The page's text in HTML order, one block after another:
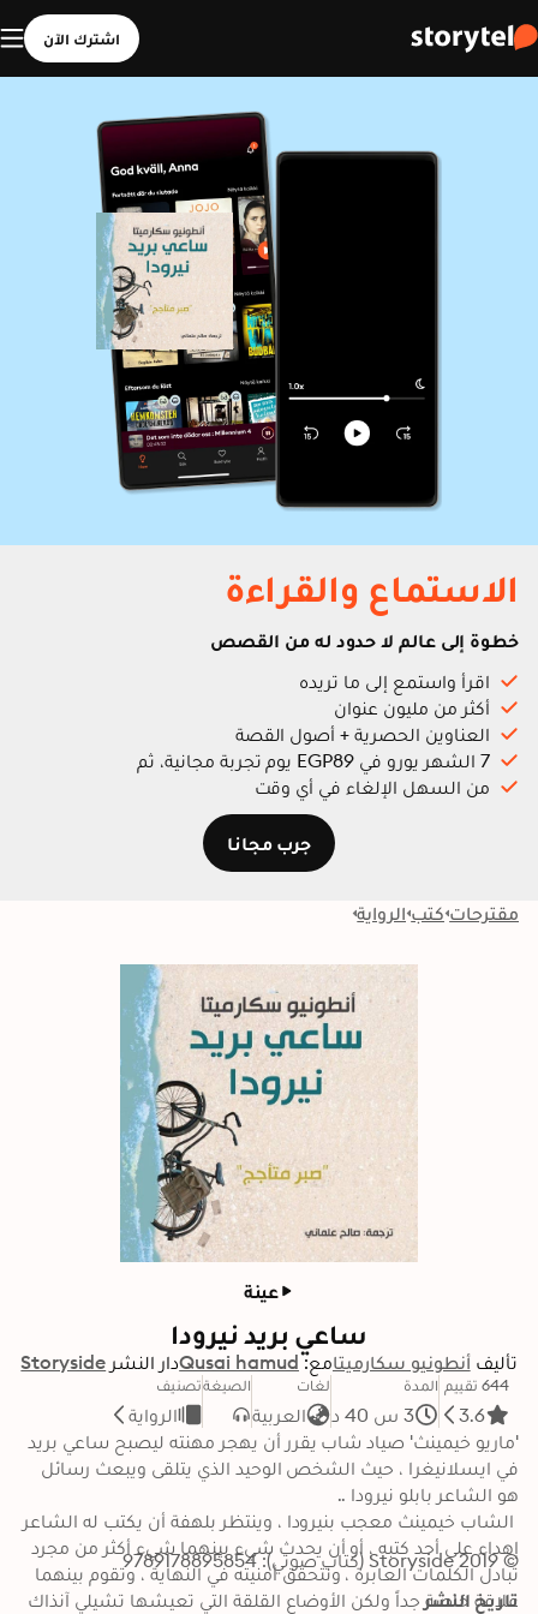
اشترك الآن
الاستماع والقراءة
خطوة إلى عالم لا حدود له من القصص
اقرأ واستمع إلى ما تريده
أكثر من مليون عنوان
العناوين الحصرية + أصول القصة
7 الشهر يورو في EGP89 يوم تجربة مجانية، ثم
من السهل الإلغاء في أي وقت
جرب مجانا
مقترحات كتب الرواية
عينة
ساعي بريد نيرودا
تأليف أنطونيو سكارميتامع: Qusai hamudدار النشر Storyside
644 تقييم
3.6
المدة
3 س 40 د
لغات
العربية
الصيغةتصنيف
الرواية
'ماريو خيمينث' صياد شاب يقرر أن يهجر مهنته ليصبح ساعي بريد
إهداء على أحد كتبه ، أو أن يحدث شيء بينهما شيء أكثر من مجرد
© 2019 Storyside (كتاب صوتي): 9789178895854
تاريخ النشر